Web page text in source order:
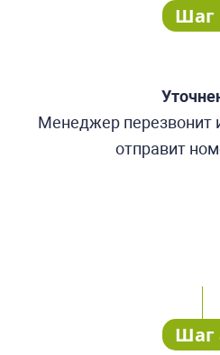
Шаг
Менеджер перезвонит
отправит
Шаг